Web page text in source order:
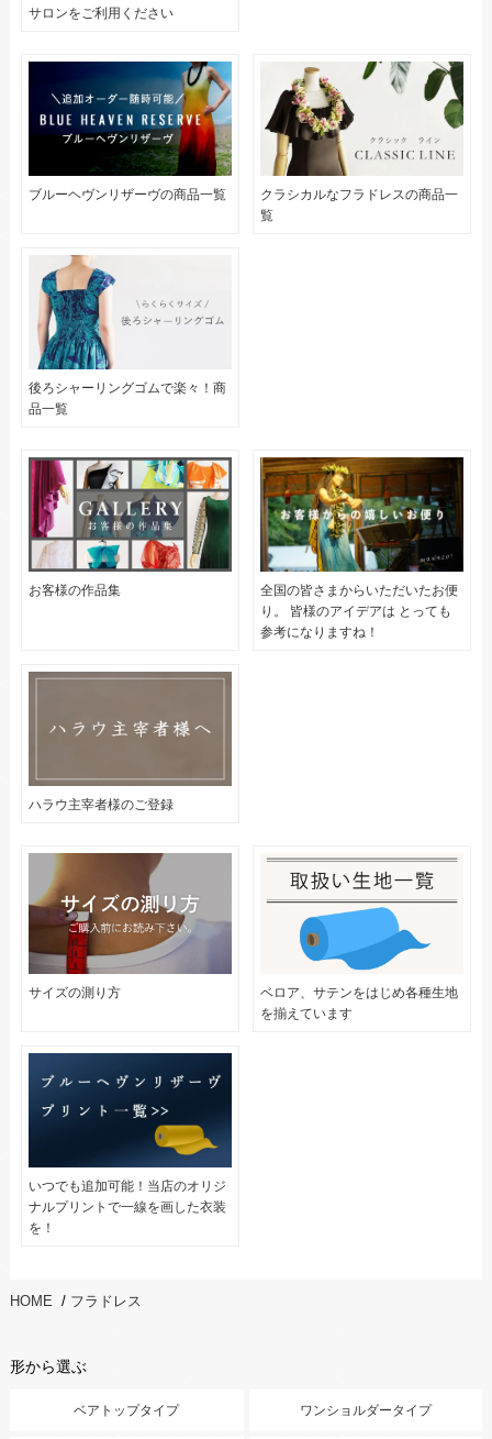
サロンをご利用ください
ブルーヘヴンリザーヴの商品一覧
クラシカルなフラドレスの商品一
覧
後ろシャーリングゴムで楽々！商
品一覧
お客様の作品集
全国の皆さまからいただいたお便
り。 皆様のアイデアは とっても
参考になりますね！
ハラウ主宰者様のご登録
サイズの測り方
ベロア、サテンをはじめ各種生地
を揃えています
いつでも追加可能！当店のオリジ
ナルプリントで一線を画した衣装
を！
HOME / フラドレス
形から選ぶ
ベアトップタイプ ワンショルダータイプ